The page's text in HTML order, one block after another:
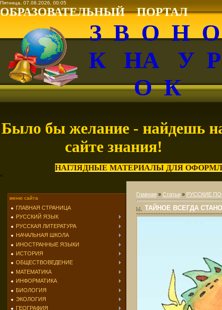
Пятница, 07.08.2026, 00:05
ОБРАЗОВАТЕЛЬНЫЙ ПОРТАЛ
З В О Н
К НА У
О К
Было бы желание - найдешь
сайте знания!
НАГЛЯДНЫЕ МАТЕРИАЛЫ ДЛЯ
<
меню сайта
ГЛАВНАЯ СТРАНИЦА
РУССКИЙ ЯЗЫК
РУССКАЯ ЛИТЕРАТУРА
НАЧАЛЬНАЯ ШКОЛА
ИНОСТРАННЫЕ ЯЗЫКИ
ИСТОРИЯ
ОБЩЕСТВОВЕДЕНИЕ
МАТЕМАТИКА
ИНФОРМАТИКА
БИОЛОГИЯ
ЭКОЛОГИЯ
ГЕОГРАФИЯ
Главная » Статьи » РУССКИЕ
ТАЙНОЕ ВСЕГДА